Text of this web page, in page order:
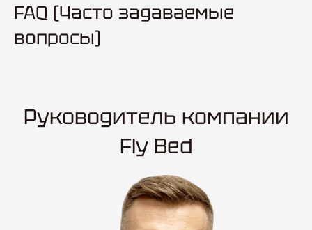
FAQ (Часто задаваемые
вопросы)
Руководитель компании
Fly Bed